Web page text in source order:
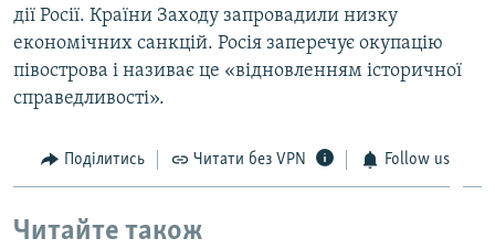
дії Росії. Країни Заходу запровадили низку
економічних санкцій. Росія заперечує окупацію
півострова і називає це «відновленням історичної
справедливості».
Поділитись Читати без VPN Follow us
Читайте також